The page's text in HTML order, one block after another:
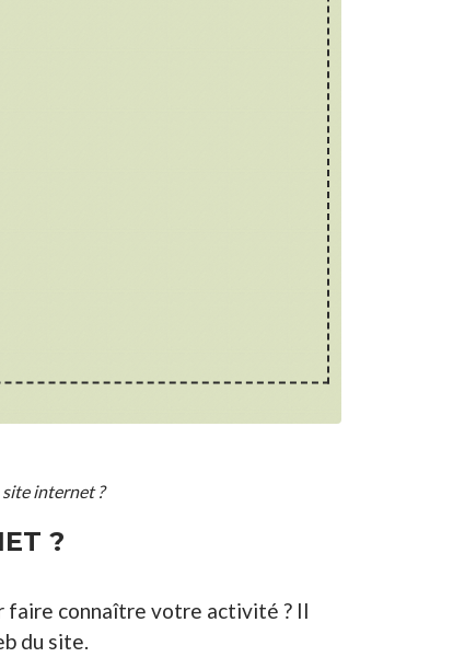
internet ?
?
faire connaître votre activité ? Il
du site.